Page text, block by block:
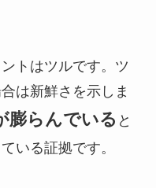
トはツルです。ツ
は新鮮さを示しま
膨らんでいる と
いる証拠です。